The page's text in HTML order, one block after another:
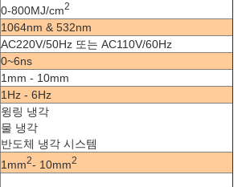
0-800MJ/cm2
1064nm & 532nm
AC220V/50Hz 또는 AC110V/60Hz
0~6ns
1mm - 10mm
1Hz - 6Hz
윙링 냉각
물 냉각
반도체 냉각 시스템
1mm2- 10mm2